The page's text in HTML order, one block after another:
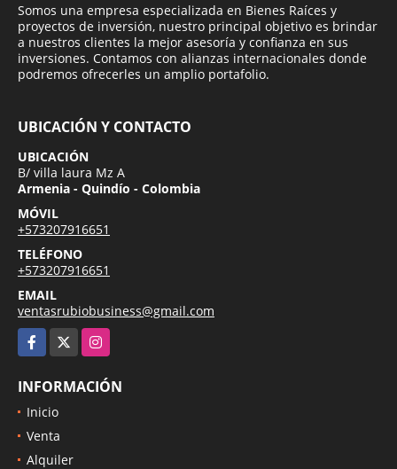
Somos una empresa especializada en Bienes Raíces y
proyectos de inversión, nuestro principal objetivo es brindar
a nuestros clientes la mejor asesoría y confianza en sus
inversiones. Contamos con alianzas internacionales donde
podremos ofrecerles un amplio portafolio.
UBICACIÓN Y CONTACTO
UBICACIÓN
B/ villa laura Mz A
Armenia - Quindío - Colombia
MÓVIL
+573207916651
TELÉFONO
+573207916651
EMAIL
ventasrubiobusiness@gmail.com
Facebook
Instagram
INFORMACIÓN
Inicio
Venta
Alquiler